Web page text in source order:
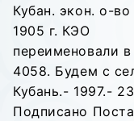
Кубан. экон. о-
1905 г. КЭО
переименовали
4058. Будем с
Кубань.- 1997.-
Подписано